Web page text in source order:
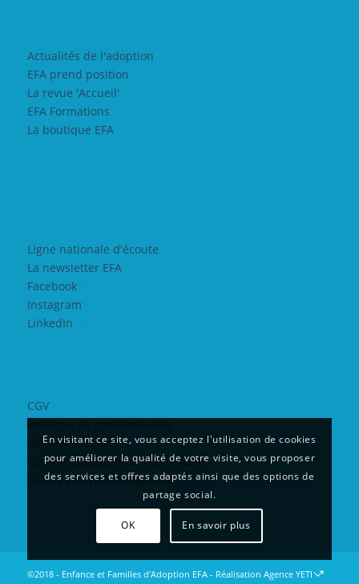
Actualités de l'adoption
EFA prend position
La revue 'Accueil'
EFA Formations
La boutique EFA
Ligne nationale d'écoute
La newsletter EFA
Facebook
Instagram
LinkedIn
CGV
Mentions légales
Contrat Engagement Républicain
©2022 EFA Web design Yeti
©2018 - Enfance et Familles d'Adoption EFA - Réalisation Agence YETI
En visitant ce site, vous acceptez l'utilisation de cookies
pour améliorer la qualité de votre visite, vous proposer
des services et offres adaptés ainsi que des options de
partage social.
OK En savoir plus